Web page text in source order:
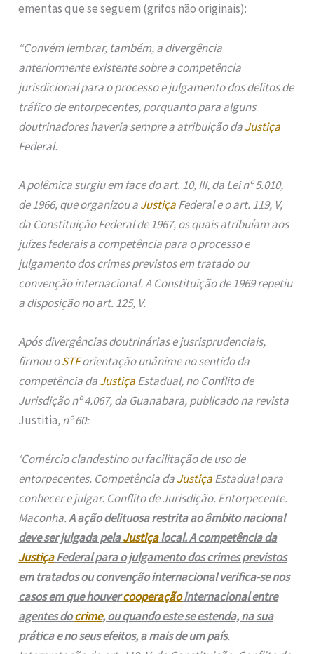
ementas que se seguem (grifos não originais):
“Convém lembrar, também, a divergência
anteriormente existente sobre a competência
jurisdicional para o processo e julgamento dos delitos de
tráfico de entorpecentes, porquanto para alguns
doutrinadores haveria sempre a atribuição daJustiça
Federal.
A polêmica surgiu em face do art. 10, III, da Lei nº 5.010,
de 1966, que organizou aJustiçaFederal e o art. 119, V,
da Constituição Federal de 1967, os quais atribuíam aos
juízes federais a competência para o processo e
julgamento dos crimes previstos em tratado ou
convenção internacional. A Constituição de 1969 repetiu
a disposição no art. 125, V.
Após divergências doutrinárias e jusrisprudenciais,
firmou oSTForientação unânime no sentido da
competência daJustiçaEstadual, no Conflito de
Jurisdição nº 4.067, da Guanabara, publicado na revista
Justitia, nº 60:
‘Comércio clandestino ou facilitação de uso de
entorpecentes. Competência daJustiçaEstadual para
conhecer e julgar. Conflito de Jurisdição. Entorpecente.
Maconha.A ação delituosa restrita ao âmbito nacional
deve ser julgada pelaJustiçalocal. A competência da
JustiçaFederal para o julgamento dos crimes previstos
em tratados ou convenção internacional verifica-se nos
casos em que houvercooperaçãointernacional entre
agentes docrime, ou quando este se estenda, na sua
prática e no seus efeitos, a mais de um país.